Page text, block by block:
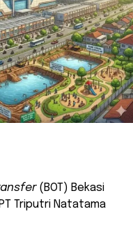
(BOT) Bekasi
Triputri Natatama